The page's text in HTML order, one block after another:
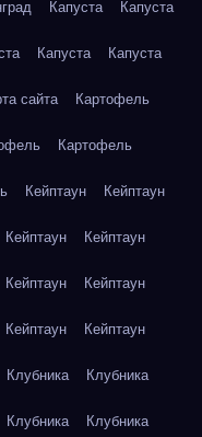
Капуста Капуста
Капуста Капуста
сайта Картофель
Картофель
Кейптаун Кейптаун
Кейптаун Кейптаун
Кейптаун Кейптаун
Кейптаун Кейптаун
Клубника Клубника
Клубника Клубника